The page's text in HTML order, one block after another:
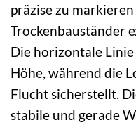
präzise zu
Trockenbauständer
Die horizontale
Höhe, während die
Flucht sicherstellt.
stabile und gerade